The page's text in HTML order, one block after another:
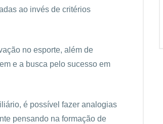
ao invés de critérios
no esporte, além de
e a busca pelo sucesso em
é possível fazer analogias
pensando na formação de